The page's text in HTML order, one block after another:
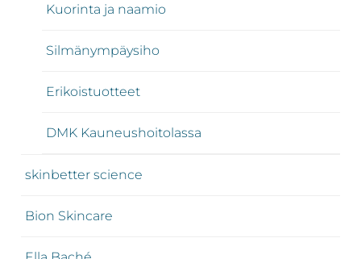
Kuorinta ja naamio
Silmänympäysiho
Erikoistuotteet
DMK Kauneushoitolassa
skinbetter science
Bion Skincare